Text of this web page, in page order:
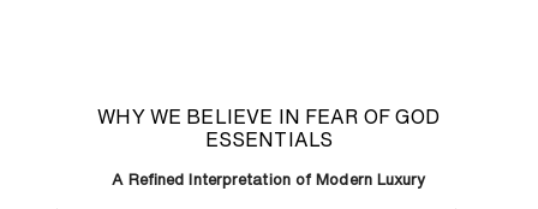
WHY WE BELIEVE IN FEAR OF GOD
ESSENTIALS
A Refined Interpretation of Modern Luxury